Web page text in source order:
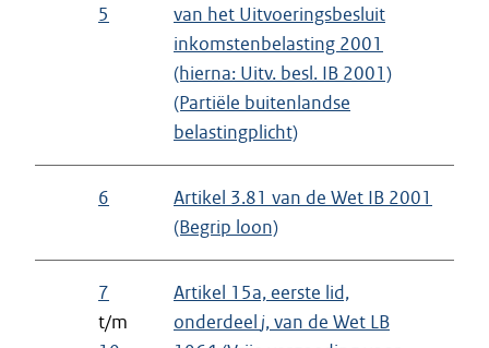
5
van het Uitvoeringsbesluit
inkomstenbelasting 2001
(hierna: Uitv. besl. IB 2001)
(Partiële buitenlandse
belastingplicht)
6
Artikel 3.81 van de Wet IB 2001
(Begrip loon)
7
t/m
Artikel 15a, eerste lid,
onderdeel j, van de Wet LB